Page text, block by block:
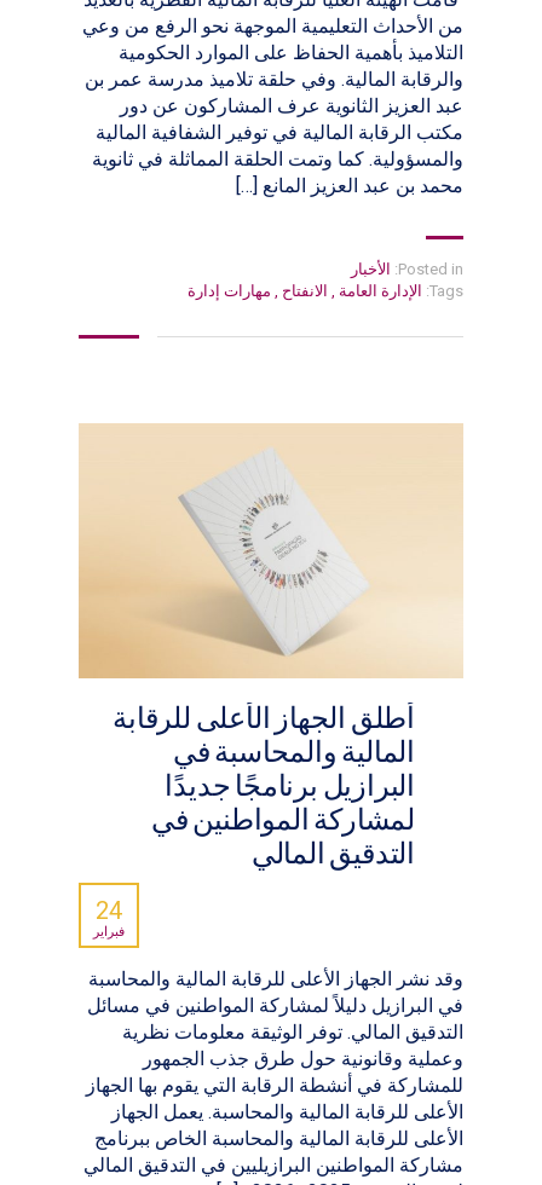
من الأحداث التعليمية الموجهة نحو الرفع من وعي
التلاميذ بأهمية الحفاظ على الموارد الحكومية
والرقابة المالية. وفي حلقة تلاميذ مدرسة عمر بن
عبد العزيز الثانوية عرف المشاركون عن دور
مكتب الرقابة المالية في توفير الشفافية المالية
والمسؤولية. كما وتمت الحلقة المماثلة في ثانوية
محمد بن عبد العزيز المانع […]
Posted in: الأخبار
Tags: الإدارة العامة الانفتاح مهارات إدارة
أطلق الجهاز الأعلى للرقابة
المالية والمحاسبة في
البرازيل برنامجًا جديدًا
لمشاركة المواطنين في
التدقيق المالي
24
فبراير
وقد نشر الجهاز الأعلى للرقابة المالية والمحاسبة
في البرازيل دليلاً لمشاركة المواطنين في مسائل
التدقيق المالي. توفر الوثيقة معلومات نظرية
وعملية وقانونية حول طرق جذب الجمهور
للمشاركة في أنشطة الرقابة التي يقوم بها الجهاز
الأعلى للرقابة المالية والمحاسبة. يعمل الجهاز
الأعلى للرقابة المالية والمحاسبة الخاص ببرنامج
مشاركة المواطنين البرازيليين في التدقيق المالي